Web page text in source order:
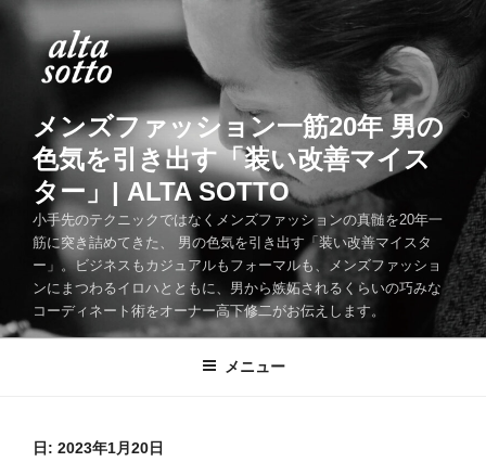
メンズファッション一筋20年 男の
色気を引き出す「装い改善マイス
ター」| ALTA SOTTO
小手先のテクニックではなくメンズファッションの真髄を20年一
筋に突き詰めてきた、 男の色気を引き出す「装い改善マイスタ
ー」。ビジネスもカジュアルもフォーマルも、メンズファッショ
ンにまつわるイロハとともに、男から嫉妬されるくらいの巧みな
コーディネート術をオーナー高下修二がお伝えします。
メニュー
日: 2023年1月20日